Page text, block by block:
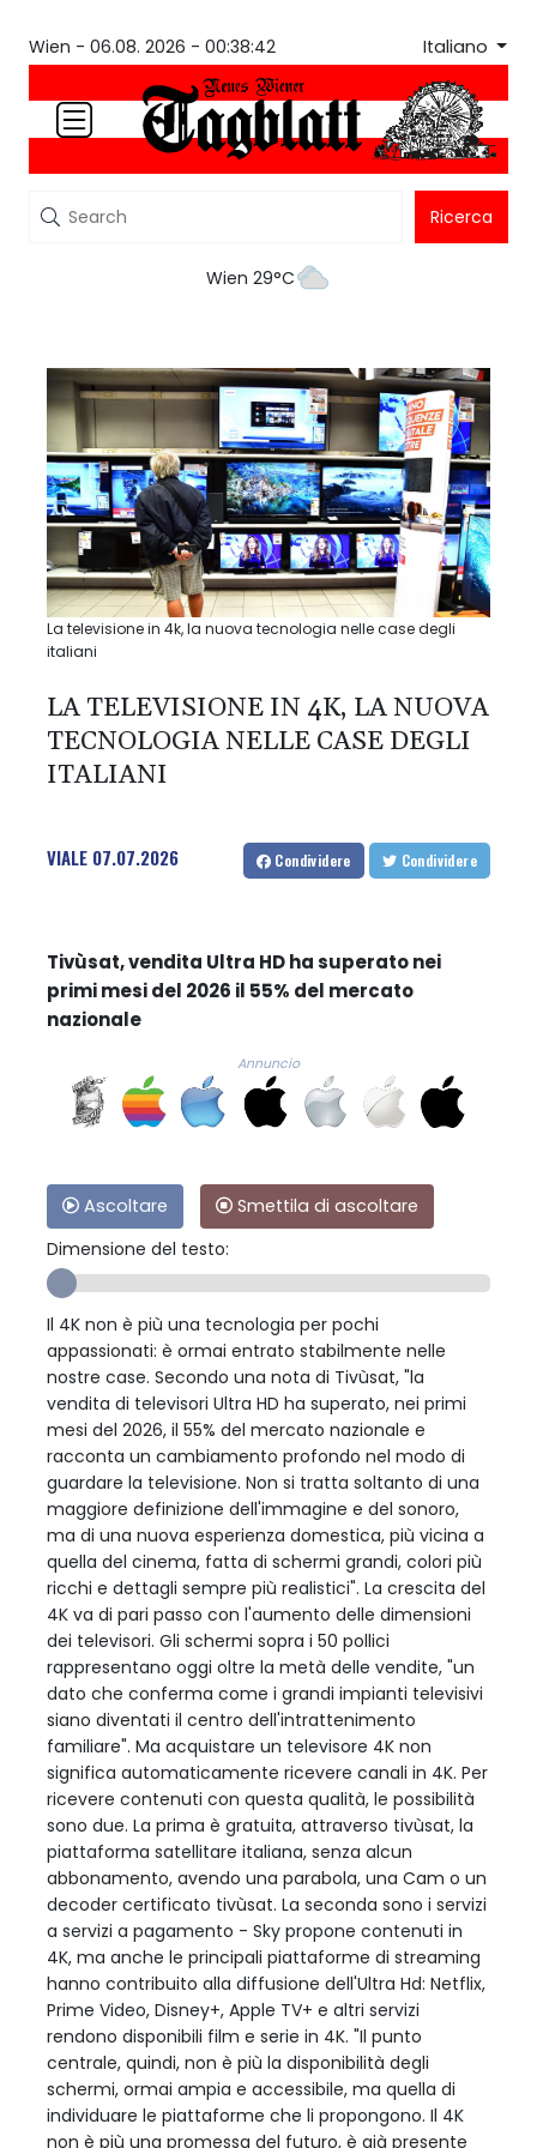
Wien - 06.08. 2026 - 00:38:42 Italiano
Ricerca
Wien 29°C
La televisione in 4k, la nuova tecnologia nelle case degli
italiani
LA TELEVISIONE IN 4K, LA NUOVA
TECNOLOGIA NELLE CASE DEGLI
ITALIANI
VIALE 07.07.2026 Condividere Condividere
Tivùsat, vendita Ultra HD ha superato nei
primi mesi del 2026 il 55% del mercato
nazionale
Annuncio
Ascoltare
Smettila di ascoltare
Dimensione del testo:
Il 4K non è più una tecnologia per pochi
appassionati: è ormai entrato stabilmente nelle
nostre case. Secondo una nota di Tivùsat, "la
vendita di televisori Ultra HD ha superato, nei primi
mesi del 2026, il 55% del mercato nazionale e
racconta un cambiamento profondo nel modo di
guardare la televisione. Non si tratta soltanto di una
maggiore definizione dell'immagine e del sonoro,
ma di una nuova esperienza domestica, più vicina a
quella del cinema, fatta di schermi grandi, colori più
ricchi e dettagli sempre più realistici". La crescita del
4K va di pari passo con l'aumento delle dimensioni
dei televisori. Gli schermi sopra i 50 pollici
rappresentano oggi oltre la metà delle vendite, "un
dato che conferma come i grandi impianti televisivi
siano diventati il centro dell'intrattenimento
familiare". Ma acquistare un televisore 4K non
significa automaticamente ricevere canali in 4K. Per
ricevere contenuti con questa qualità, le possibilità
sono due. La prima è gratuita, attraverso tivùsat, la
piattaforma satellitare italiana, senza alcun
abbonamento, avendo una parabola, una Cam o un
decoder certificato tivùsat. La seconda sono i servizi
a servizi a pagamento - Sky propone contenuti in
4K, ma anche le principali piattaforme di streaming
hanno contribuito alla diffusione dell'Ultra Hd: Netflix,
Prime Video, Disney+, Apple TV+ e altri servizi
rendono disponibili film e serie in 4K. "Il punto
centrale, quindi, non è più la disponibilità degli
schermi, ormai ampia e accessibile, ma quella di
individuare le piattaforme che li propongono. Il 4K
non è più una promessa del futuro, è già presente